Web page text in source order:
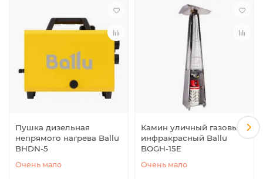
Пушка дизельная
непрямого нагрева Ballu
BHDN-5
Очень мало
Камин уличный газовый
инфракрасный Ballu
BOGH-15E
Очень мало